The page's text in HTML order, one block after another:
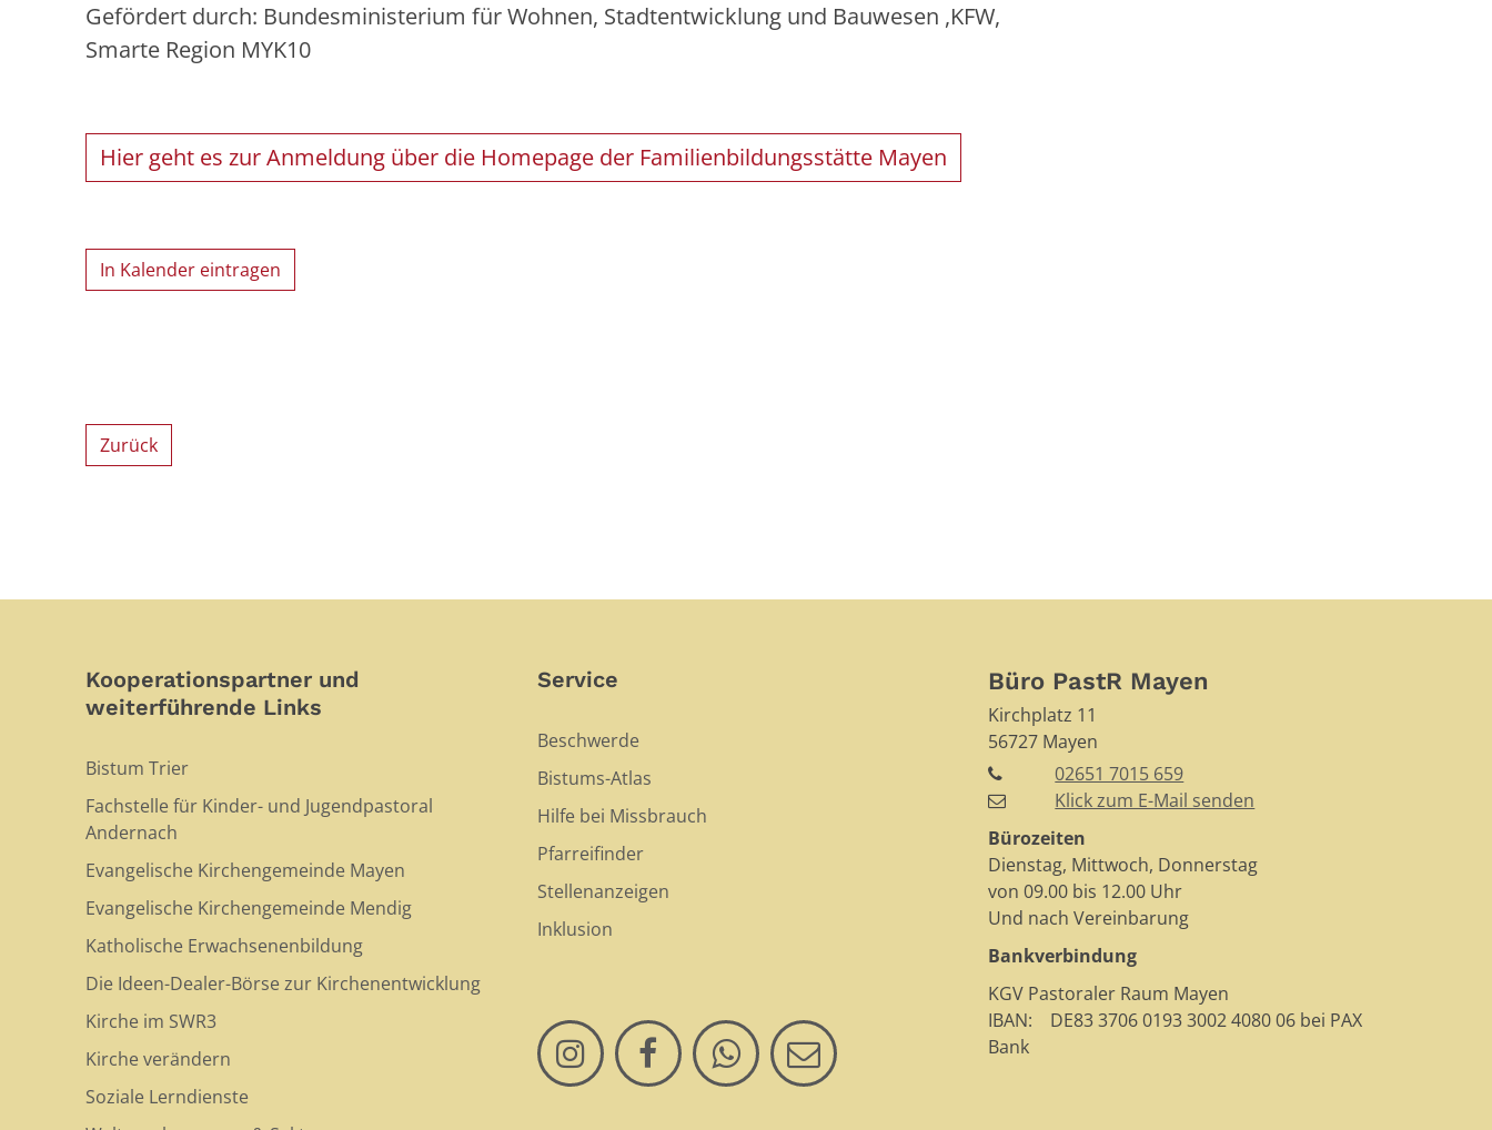
Gefördert durch: Bundesministerium für Wohnen, Stadtentwicklung und Bauwesen ,KFW,
Smarte Region MYK10
Hier geht es zur Anmeldung über die Homepage der Familienbildungsstätte Mayen
In Kalender eintragen
Zurück
Kooperationspartner und
weiterführende Links
Bistum Trier
Fachstelle für Kinder- und Jugendpastoral
Andernach
Evangelische Kirchengemeinde Mayen
Evangelische Kirchengemeinde Mendig
Katholische Erwachsenenbildung
Die Ideen-Dealer-Börse zur Kirchenentwicklung
Kirche im SWR3
Kirche verändern
Soziale Lerndienste
Service
Beschwerde
Bistums-Atlas
Hilfe bei Missbrauch
Pfarreifinder
Stellenanzeigen
Inklusion
Büro PastR Mayen
Kirchplatz 11
56727 Mayen
02651 7015 659
Klick zum E-Mail senden
Bürozeiten
Dienstag, Mittwoch, Donnerstag
von 09.00 bis 12.00 Uhr
Und nach Vereinbarung
Bankverbindung
KGV Pastoraler Raum Mayen
IBAN: DE83 3706 0193 3002 4080 06 bei PAX
Bank